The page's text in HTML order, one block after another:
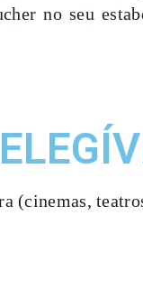
no seu
(cinemas,